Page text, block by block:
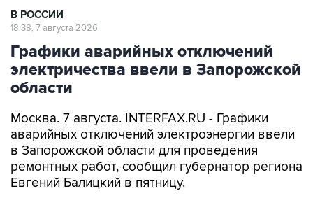
В РОССИИ
18:38, 7 августа 2026
Графики аварийных отключений
электричества ввели в Запорожской
области
Москва. 7 августа. INTERFAX.RU - Графики
аварийных отключений электроэнергии ввели
в Запорожской области для проведения
ремонтных работ, сообщил губернатор региона
Евгений Балицкий в пятницу.